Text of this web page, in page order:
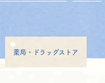
薬局・ドラッグストア